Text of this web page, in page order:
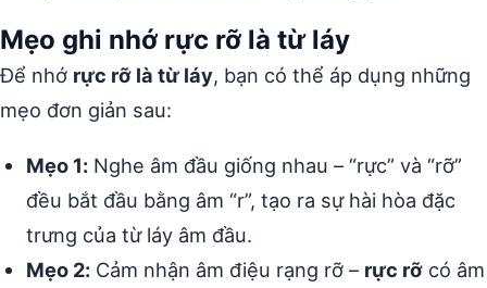
Mẹo ghi nhớ rực rỡ là từ láy
Để nhớ rực rỡ là từ láy, bạn có thể áp dụng những
mẹo đơn giản sau:
Mẹo 1: Nghe âm đầu giống nhau – “rực” và “rỡ”
đều bắt đầu bằng âm “r”, tạo ra sự hài hòa đặc
trưng của từ láy âm đầu.
Mẹo 2: Cảm nhận âm điệu rạng rỡ – rực rỡ có âm